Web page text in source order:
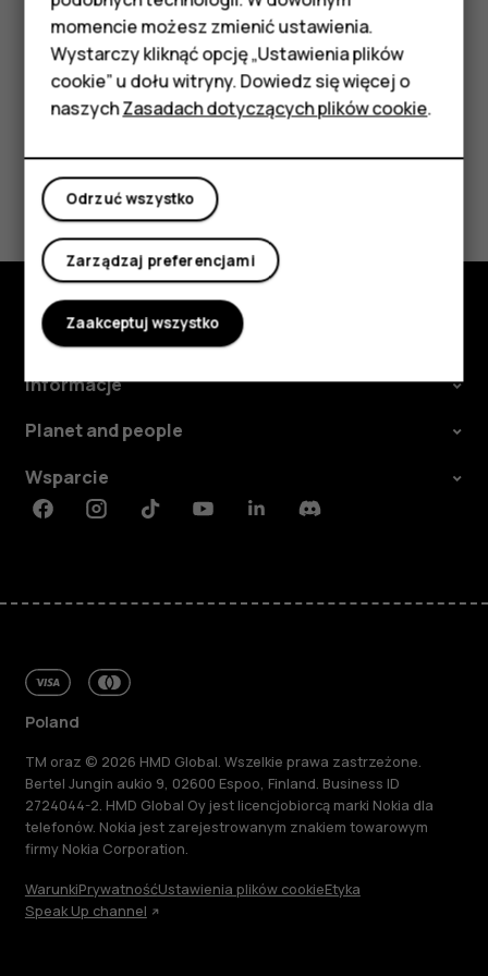
Akcesoria
HMD Terra M
Tablety
Moje konto
Aby odrzucić połączenie, przesuń palcem w dół po
ekranie.
Czy te informacje były pomocne?
Tak Nie
Poznaj
Informacje
Planet and people
Wsparcie
FacebookInstagramTiktokYoutubeLinkedinDiscord
Poland
TM oraz © 2026 HMD Global. Wszelkie prawa zastrzeżone.
Bertel Jungin aukio 9, 02600 Espoo, Finland. Business ID
2724044-2. HMD Global Oy jest licencjobiorcą marki Nokia dla
telefonów. Nokia jest zarejestrowanym znakiem towarowym
firmy Nokia Corporation.
WarunkiPrywatnośćUstawienia plików cookieEtyka
Speak Up channel
momencie możesz zmienić ustawienia.
Wystarczy kliknąć opcję „Ustawienia plików
cookie” u dołu witryny. Dowiedz się więcej o
naszychZasadach dotyczących plików cookie.
Odrzuć wszystko
Zarządzaj preferencjami
Zaakceptuj wszystko